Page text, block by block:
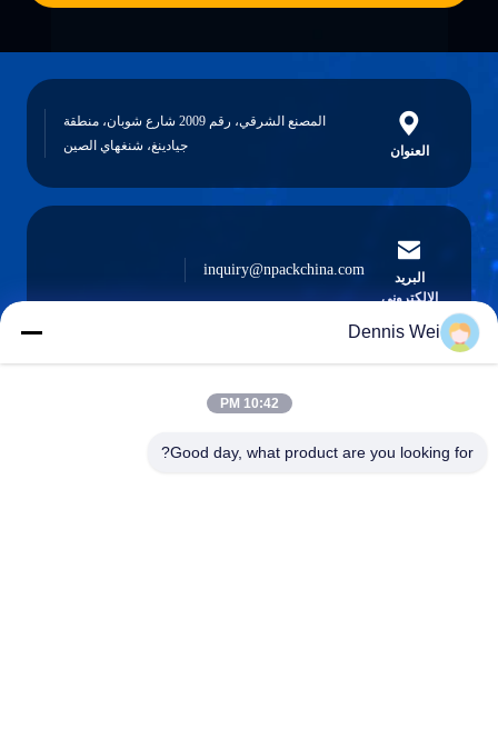
العنوان
المصنع الشرقي، رقم 2009 شارع شوبان، منطقة
جيادينغ، شنغهاي الصين
البريد
الإلكتروني
inquiry@npackchina.com
0086-21-66035560
Dennis Wei
10:42 PM
Good day, what product are you looking for?